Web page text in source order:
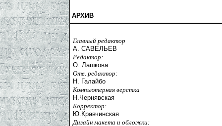
АРХИВ
Главный редактор
А. САВЕЛЬЕВ
Редактор:
О. Лашкова
Отв. редактор:
Н. Галайбо
Компьютерная верстка
Н.Чернявская
Корректор:
Ю.Кравчинская
Дизайн макета и обложки: